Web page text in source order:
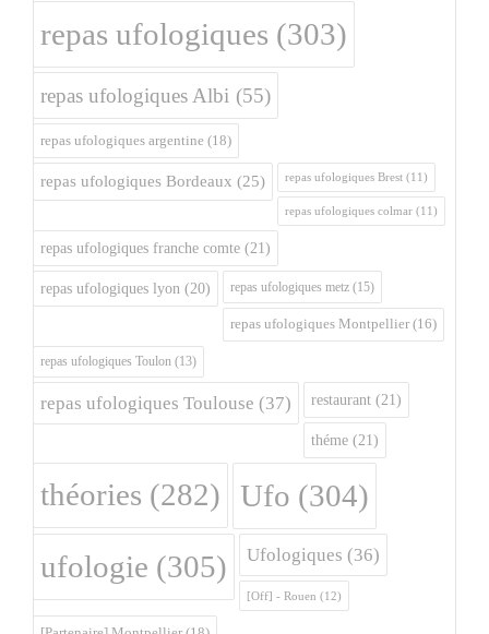
repas ufologiques (303)
repas ufologiques Albi (55)
repas ufologiques argentine (18)
repas ufologiques Bordeaux (25) repas ufologiques Brest (11)
repas ufologiques colmar (11)
repas ufologiques franche comte (21)
repas ufologiques lyon (20) repas ufologiques metz (15)
repas ufologiques Montpellier (16)
repas ufologiques Toulon (13)
repas ufologiques Toulouse (37) restaurant (21)
théme (21)
théories (282) Ufo (304)
ufologie (305) Ufologiques (36)
[Off] - Rouen (12)